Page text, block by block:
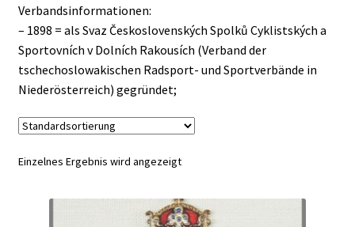
Verbandsinformationen:
– 1898 = als Svaz Československých Spolků Cyklistských a
Sportovních v Dolních Rakousích (Verband der
tschechoslowakischen Radsport- und Sportverbände in
Niederösterreich) gegründet;
Einzelnes Ergebnis wird angezeigt